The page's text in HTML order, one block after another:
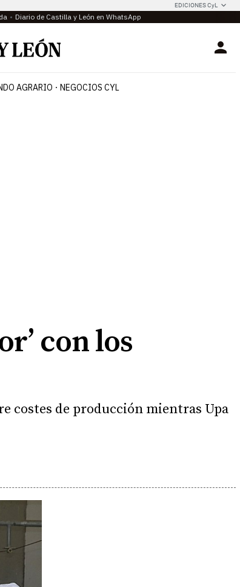
EDICIONES CyL
Diario de Castilla y León en WhatsApp
Login
AGRARIO NEGOCIOS CYL
con los
costes de producción mientras Upa